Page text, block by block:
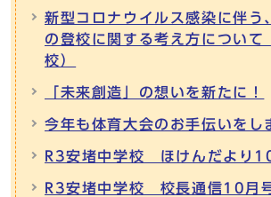
新型コロナウイルス感染に伴う
の登校に関する考え方について
校）
「未来創造」の想いを新たに！
今年も体育大会のお手伝いをし
R3安堵中学校 ほけんだより
R3安堵中学校 校長通信10月